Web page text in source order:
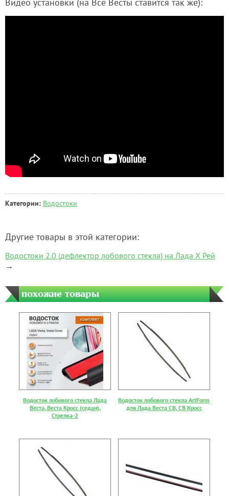
Видео установки (на Все Весты ставится так же):
Категории: Водостоки
Другие товары в этой категории:
Водостоки 2.0 (дефлектор лобового стекла) на Лада Х Рей
→
похожие товары
Водосток лобового стекла Лада
Веста, Веста Кросс (седан),
Стрелка-2
Водосток лобового стекла ArtForm
для Лада Веста СВ, СВ Кросс